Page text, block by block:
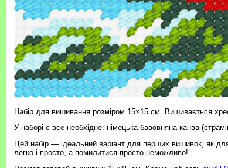
Набір для вишивання розміром 15×15 см. Вишивається
У наборі є все необхідне: німецька бавовняна канва
Цей набір — ідеальний варіант для перших вишивок, як
легко і просто, а помилитися просто неможливо!